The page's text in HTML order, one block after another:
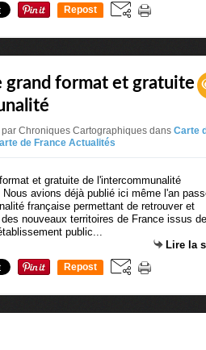
Repost
grand format et gratuite
Chroniques Cartographiques dans Carte
de France Actualités
avions déjà publié ici même l'an
française permettant de retrouver et
nouveaux territoires de France issus
public...
Lire la
Repost